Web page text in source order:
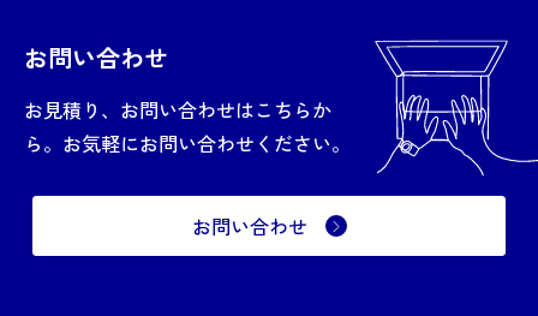
お問い合わせ
お見積り、お問い合わせはこちらか
ら。お気軽にお問い合わせください。
お問い合わせ